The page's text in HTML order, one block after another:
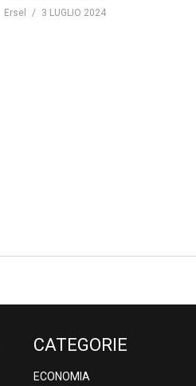
Ersel 3 LUGLIO 2024
CATEGORIE
ECONOMIA